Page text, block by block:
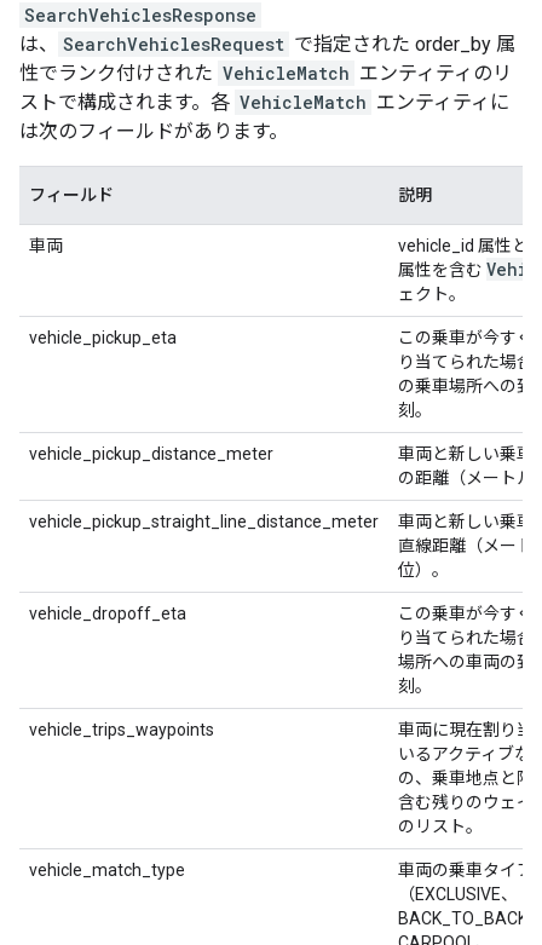
SearchVehiclesResponse
は、
SearchVehiclesRequest で指定された order_by 属
性でランク付けされた VehicleMatch エンティティのリ
ストで構成されます。各 VehicleMatch エンティティに
は次のフィールドがあります。
フィールド 説明
車両 vehicle_id 属性と
属性を含む
ェクト。
vehicle_pickup_eta
この乗車が今すぐ
り当てられた場合
の乗車場所への到
刻。
vehicle_pickup_distance_meter
車両と新しい乗車
の距離（メートル
vehicle_pickup_straight_line_distance_meter
車両と新しい乗車
直線距離（メート
位）。
vehicle_dropoff_eta
この乗車が今すぐ
り当てられた場合
場所への車両の到
刻。
vehicle_trips_waypoints
車両に現在割り当
いるアクティブな
の、乗車地点と降
含む残りのウェイ
のリスト。
vehicle_match_type
車両の乗車タイプ
（EXCLUSIVE、
BACK_TO_BACK